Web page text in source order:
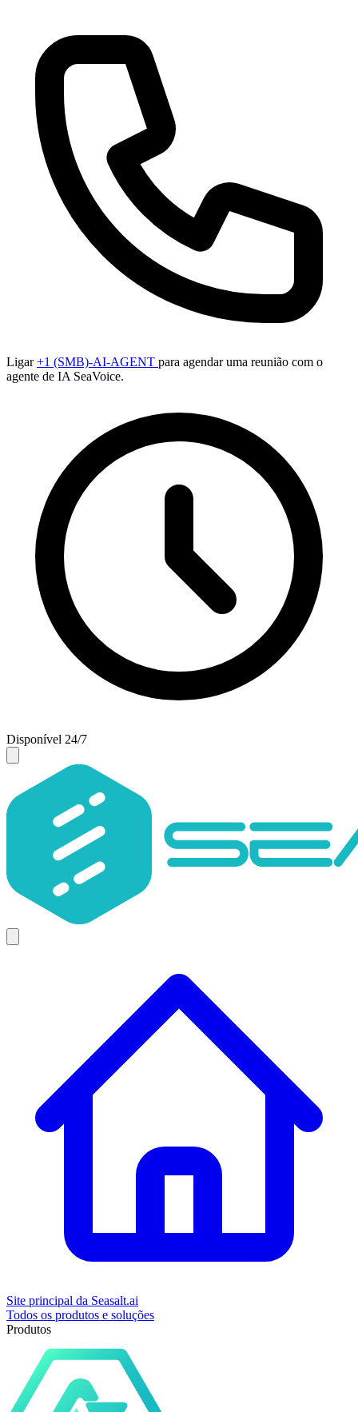
Ligar+1 (SMB)-AI-AGENT para agendar uma reunião com o
agente de IA SeaVoice.
Disponível 24/7
Site principal da Seasalt.ai
Todos os produtos e soluções
Produtos